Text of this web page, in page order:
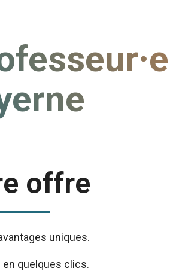
offre
uniques.
quelques clics.